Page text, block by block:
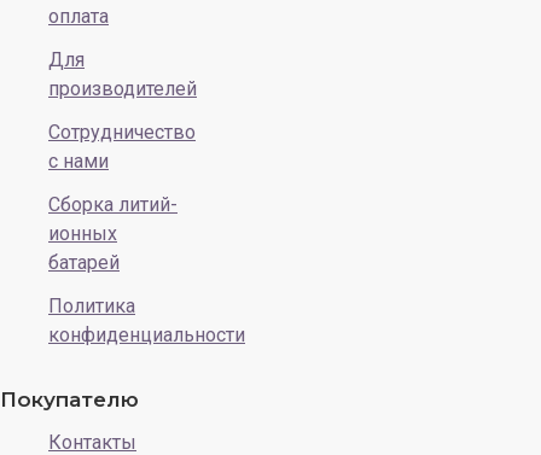
оплата
Для
производителей
Сотрудничество
с нами
Сборка литий-
ионных
батарей
Политика
конфиденциальности
Покупателю
Контакты